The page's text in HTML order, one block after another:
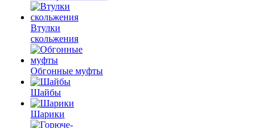
Втулки
скольжения
Обгонные муфты
Шайбы
Шарики